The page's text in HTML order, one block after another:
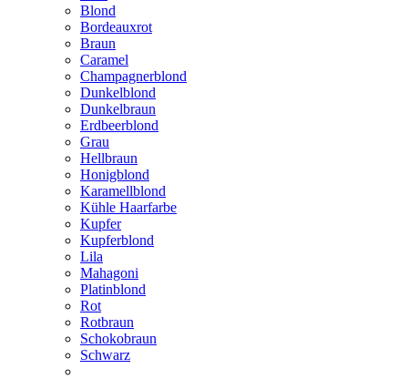
Blond
Bordeauxrot
Braun
Caramel
Champagnerblond
Dunkelblond
Dunkelbraun
Erdbeerblond
Grau
Hellbraun
Honigblond
Karamellblond
Kühle Haarfarbe
Kupfer
Kupferblond
Lila
Mahagoni
Platinblond
Rot
Rotbraun
Schokobraun
Schwarz